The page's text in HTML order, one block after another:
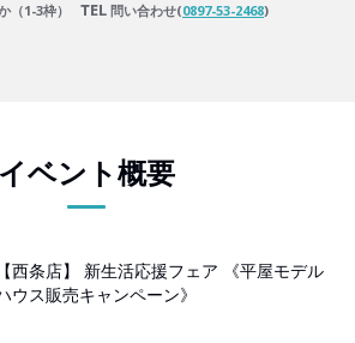
（1-3枠） 問い合わせ(0897-53-2468)
イベント概要
【西条店】 新生活応援フェア 《平屋モデル
ウス販売キャンペーン》